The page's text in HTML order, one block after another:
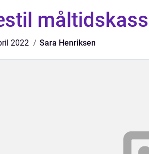
2022 Sara Henriksen